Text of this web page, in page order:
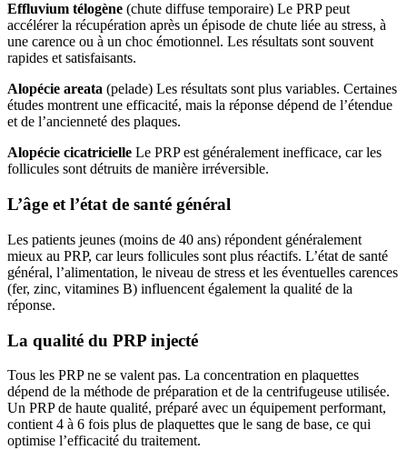
Effluvium télogène (chute diffuse temporaire) Le PRP peut
accélérer la récupération après un épisode de chute liée au stress, à
une carence ou à un choc émotionnel. Les résultats sont souvent
rapides et satisfaisants.
Alopécie areata (pelade) Les résultats sont plus variables. Certaines
études montrent une efficacité, mais la réponse dépend de l’étendue
et de l’ancienneté des plaques.
Alopécie cicatricielle Le PRP est généralement inefficace, car les
follicules sont détruits de manière irréversible.
L’âge et l’état de santé général
Les patients jeunes (moins de 40 ans) répondent généralement
mieux au PRP, car leurs follicules sont plus réactifs. L’état de santé
général, l’alimentation, le niveau de stress et les éventuelles carences
(fer, zinc, vitamines B) influencent également la qualité de la
réponse.
La qualité du PRP injecté
Tous les PRP ne se valent pas. La concentration en plaquettes
dépend de la méthode de préparation et de la centrifugeuse utilisée.
Un PRP de haute qualité, préparé avec un équipement performant,
contient 4 à 6 fois plus de plaquettes que le sang de base, ce qui
optimise l’efficacité du traitement.